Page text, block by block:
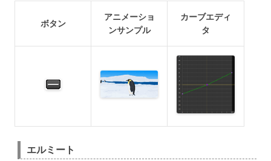
ボタン
アニメーショ
ンサンプル
カーブエディ
タ
エルミート